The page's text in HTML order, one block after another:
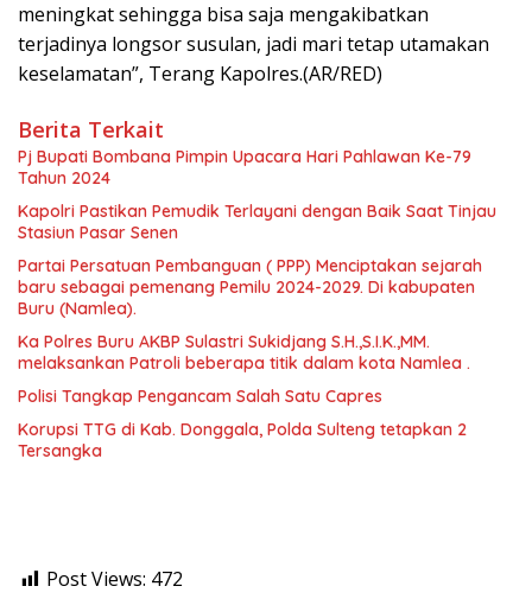
meningkat sehingga bisa saja mengakibatkan
terjadinya longsor susulan, jadi mari tetap utamakan
keselamatan”, Terang Kapolres.(AR/RED)
Berita Terkait
Pj Bupati Bombana Pimpin Upacara Hari Pahlawan Ke-79
Tahun 2024
Kapolri Pastikan Pemudik Terlayani dengan Baik Saat Tinjau
Stasiun Pasar Senen
Partai Persatuan Pembanguan ( PPP) Menciptakan sejarah
baru sebagai pemenang Pemilu 2024-2029. Di kabupaten
Buru (Namlea).
Ka Polres Buru AKBP Sulastri Sukidjang S.H.,S.I.K.,MM.
melaksankan Patroli beberapa titik dalam kota Namlea .
Polisi Tangkap Pengancam Salah Satu Capres
Korupsi TTG di Kab. Donggala, Polda Sulteng tetapkan 2
Tersangka
Post Views: 472